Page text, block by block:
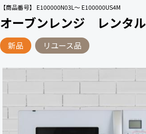
【商品番号】 E100000N03L～ E100000US4M
オーブンレンジ レンタル
新品 リユース品